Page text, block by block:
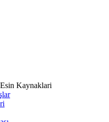
Kaynaklari